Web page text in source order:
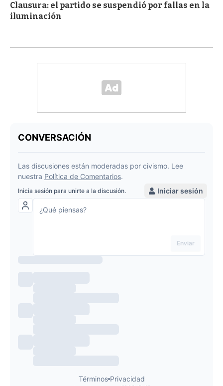
Clausura: el partido se suspendió por fallas en la
iluminación